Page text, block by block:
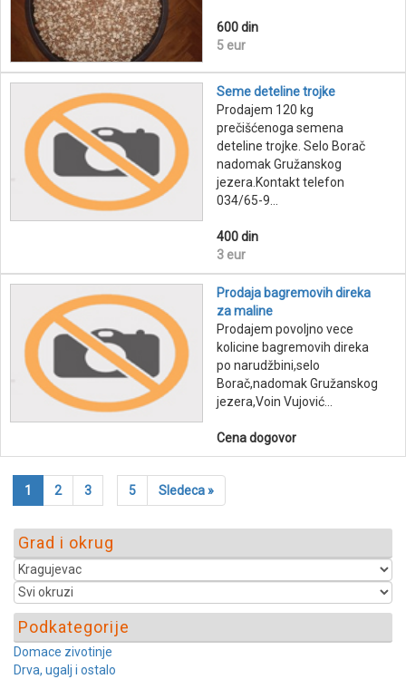
600 din
5 eur
Seme deteline trojke
Prodajem 120 kg
prečišćenoga semena
deteline trojke. Selo Borač
nadomak Gružanskog
jezera.Kontakt telefon
034/65-9...
400 din
3 eur
Prodaja bagremovih direka
za maline
Prodajem povoljno vece
kolicine bagremovih direka
po narudžbini,selo
Borač,nadomak Gružanskog
jezera,Voin Vujović...
Cena dogovor
1 2 3 5 Sledeca »
Grad i okrug
Podkategorije
Domace zivotinje
Drva, ugalj i ostalo